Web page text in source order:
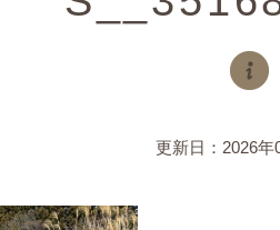
更新日：2026年